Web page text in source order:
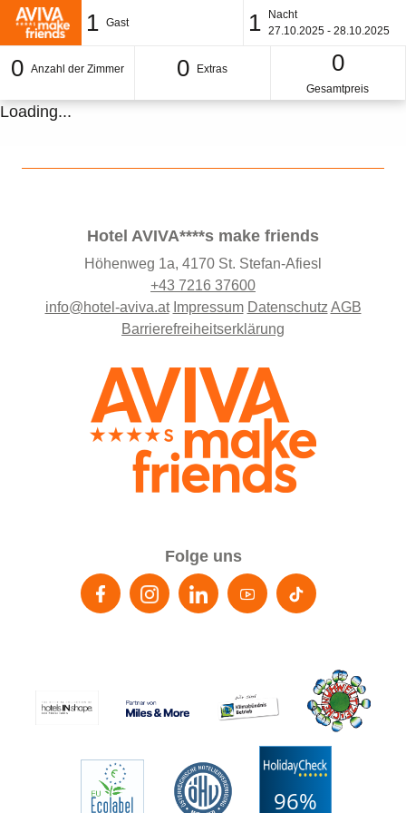
1 Gast 1
Nacht
27.10.2025 - 28.10.2025
0 Anzahl der Zimmer 0 Extras 0
Gesamtpreis
Loading...
Hotel AVIVA****s make friends
Höhenweg 1a, 4170 St. Stefan-Afiesl
+43 7216 37600
info@hotel-aviva.at Impressum Datenschutz AGB
Barrierefreiheitserklärung
Folge uns
96%